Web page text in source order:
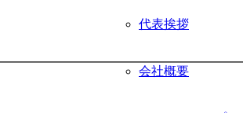
代表挨拶
会社概要